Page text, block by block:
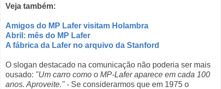
Veja também:
Amigos do MP Lafer visitam Holambra
Abril: mês do MP Lafer
A fábrica da Lafer no arquivo da Stanford
O slogan destacado na comunicação não poderia ser mais
ousado: "Um carro como o MP-Lafer aparece em cada 100
anos. Aproveite." - Se considerarmos que em 1975 o